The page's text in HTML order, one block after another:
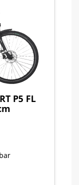
P5 FL